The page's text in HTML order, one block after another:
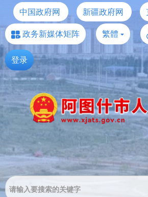
中国政府网 新疆政府网
政务新媒体矩阵
繁體
登录